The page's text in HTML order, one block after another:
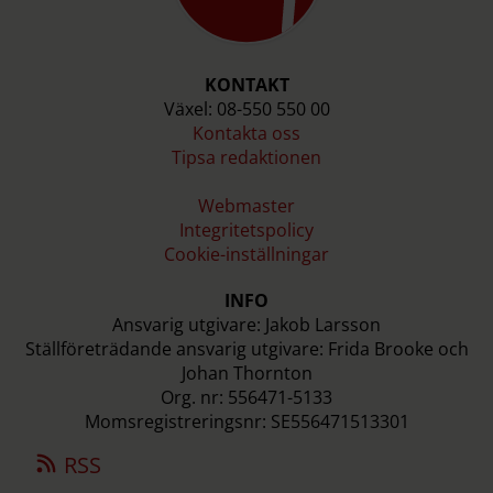
KONTAKT
Växel: 08-550 550 00
Kontakta oss
Tipsa redaktionen
Webmaster
Integritetspolicy
Cookie-inställningar
INFO
Ansvarig utgivare: Jakob Larsson
Ställföreträdande ansvarig utgivare: Frida Brooke och
Johan Thornton
Org. nr: 556471-5133
Momsregistreringsnr: SE556471513301
RSS